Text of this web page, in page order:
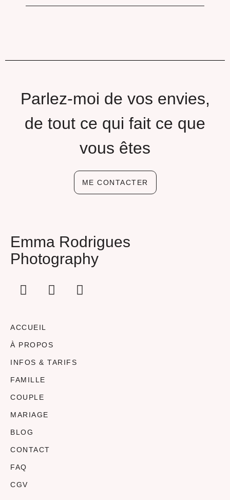
Parlez-moi de vos envies,
de tout ce qui fait ce que
vous êtes
ME CONTACTER
Emma Rodrigues
Photography
ACCUEIL
À PROPOS
INFOS & TARIFS
FAMILLE
COUPLE
MARIAGE
BLOG
CONTACT
FAQ
CGV